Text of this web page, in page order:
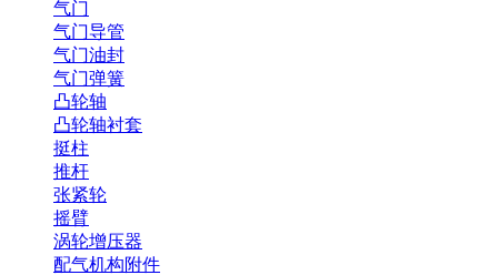
气门
气门导管
气门油封
气门弹簧
凸轮轴
凸轮轴衬套
挺柱
推杆
张紧轮
摇臂
涡轮增压器
配气机构附件